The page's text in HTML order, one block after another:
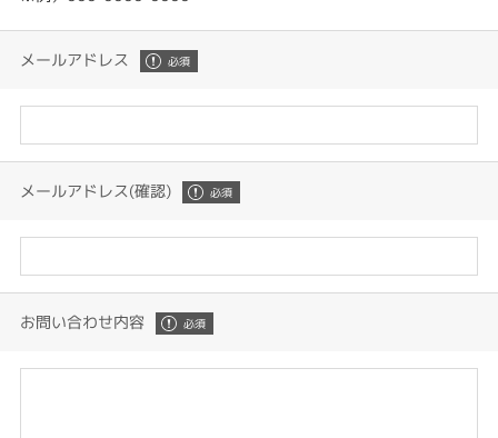
メールアドレス
メールアドレス(確認)
お問い合わせ内容